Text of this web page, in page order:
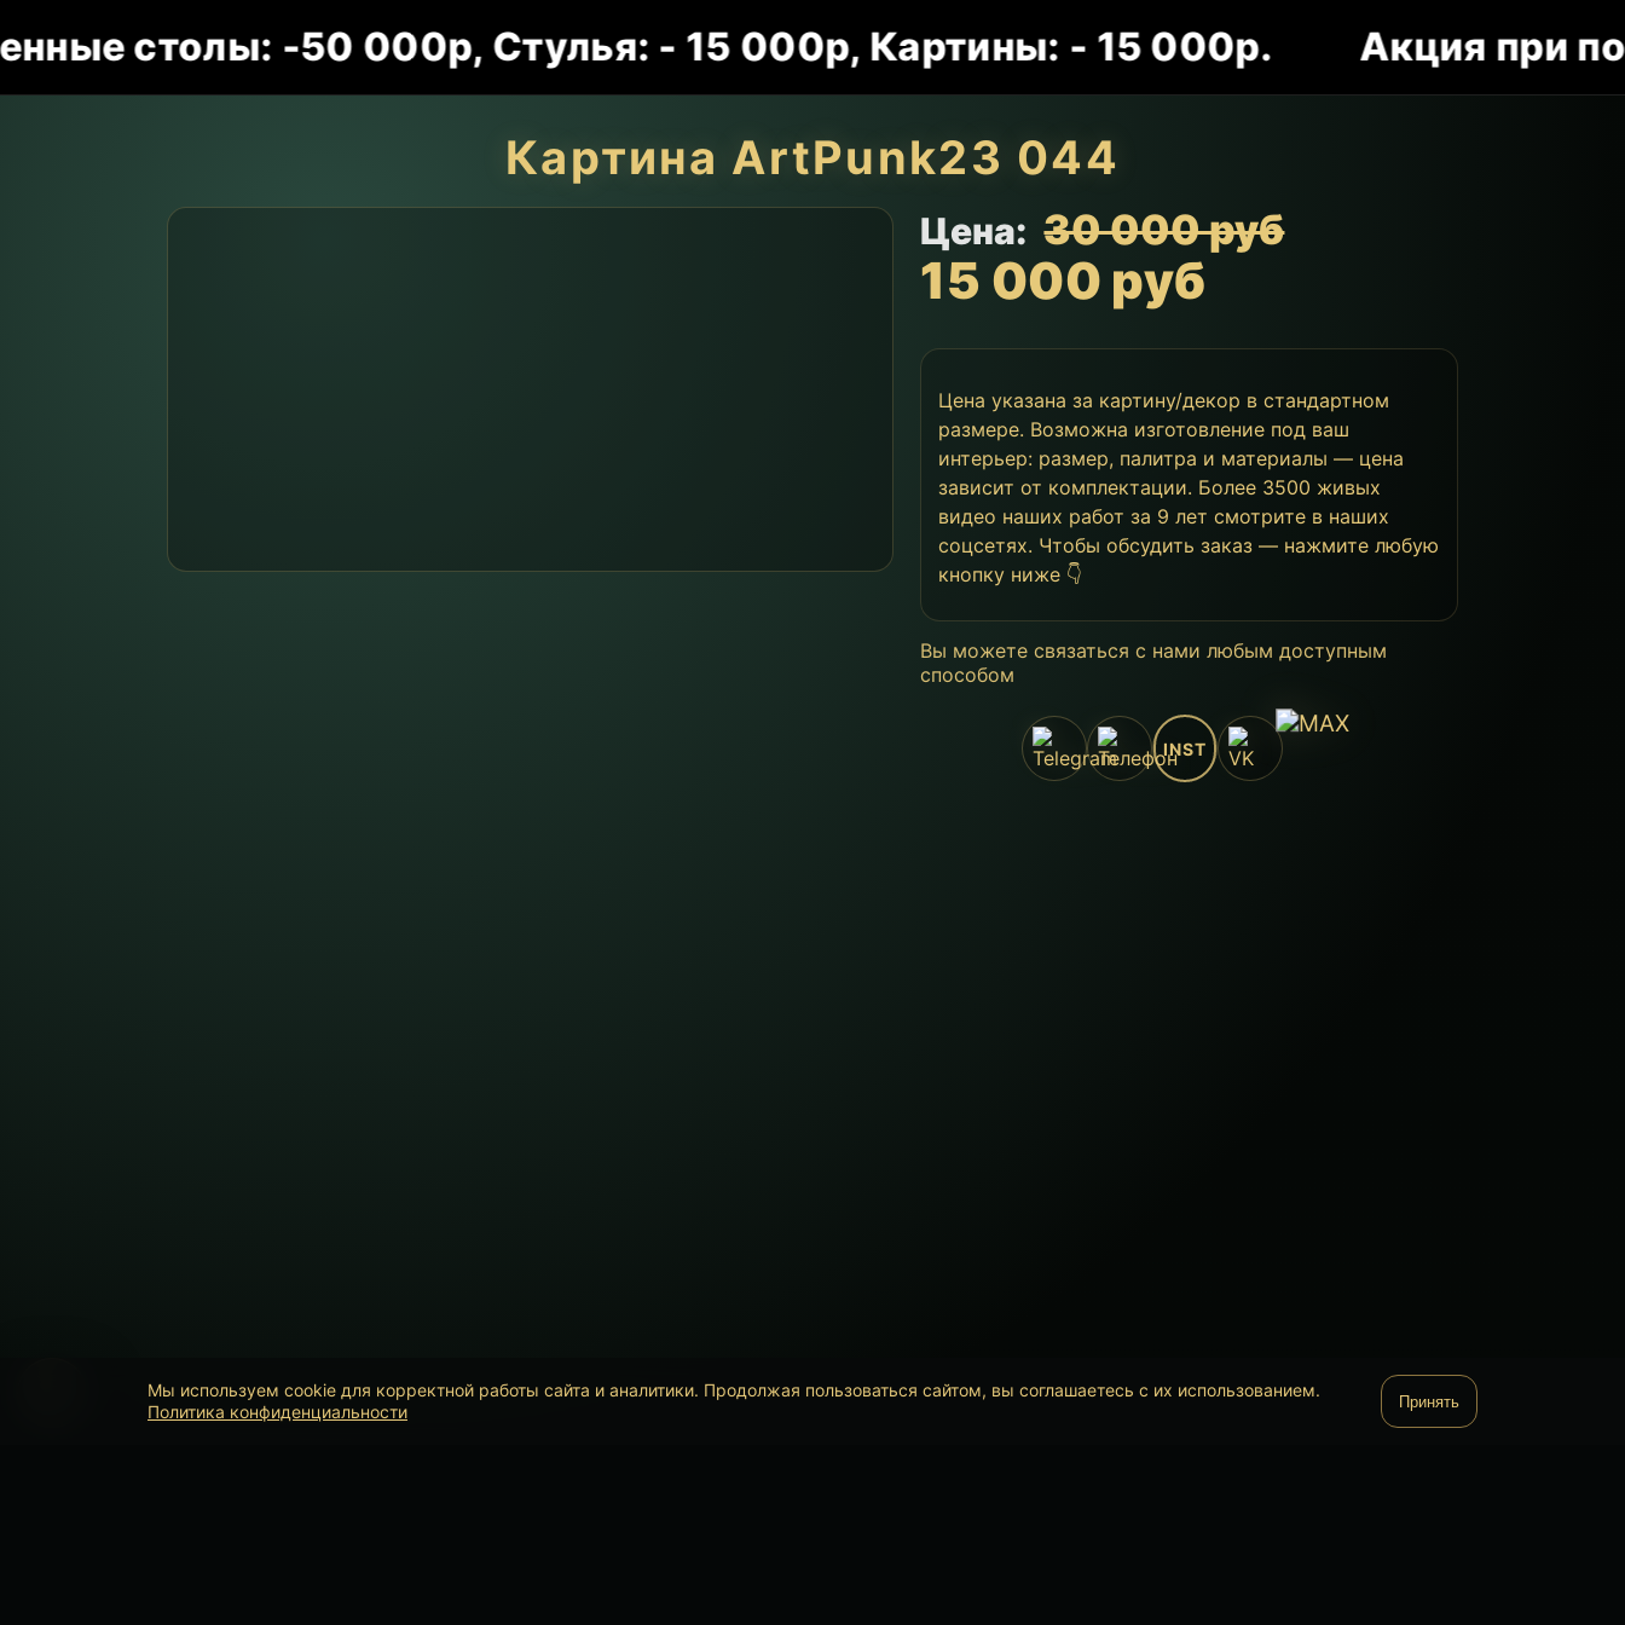
столы: -50 000р, Стулья: - 15 000р, Картины: - 15 000р. Акция при
Картина ArtPunk23 044
Цена: 30 000 руб
15 000 руб
Цена указана за картину/декор в стандартном
размере. Возможна изготовление под ваш
интерьер: размер, палитра и материалы — цена
зависит от комплектации. Более 3500 живых
видео наших работ за 9 лет смотрите в наших
соцсетях. Чтобы обсудить заказ — нажмите любую
кнопку ниже 👇
Вы можете связаться с нами любым доступным
способом
Мы используем cookie для корректной работы сайта и аналитики. Продолжая пользоваться сайтом, вы соглашаетесь с их использованием.
Политика конфиденциальности
Принять